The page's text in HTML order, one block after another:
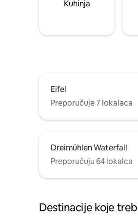
Kuhinja
Eifel
Preporučuje 7 lokalaca
Dreimühlen Waterfall
Preporučuju 64 lokalca
Destinacije koje